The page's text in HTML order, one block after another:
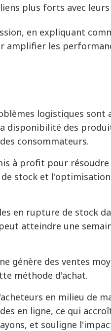
plus forts avec
en expliquant
amplifier les
logistiques sont
disponibilité des
consommateurs.
à profit pour résoudre
stock et
en rupture de stock
atteindre une
génère des ventes
méthode d'achat.
en milieu de
en ligne, ce qui
et souligne